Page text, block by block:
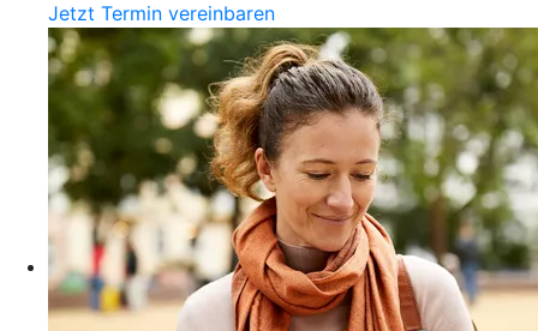
Jetzt Termin vereinbaren